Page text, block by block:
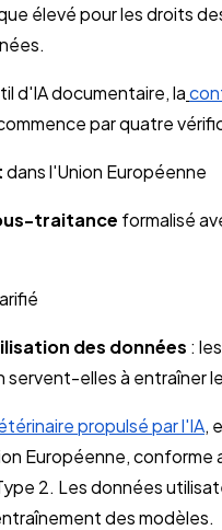
élevé pour les droits
d'IA documentaire, la
par quatre
dans l'Union Européenne
traitance formalisé
des données :
elles à entraîner
propulsé par l'IA,
Européenne, conforme
2. Les données
des modèles.